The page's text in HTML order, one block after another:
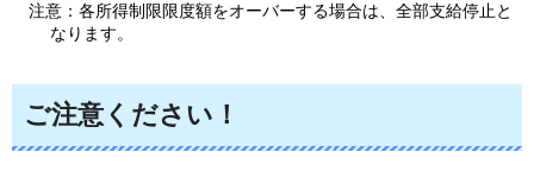
注意：各所得制限限度額をオーバーする場合は、全部支給停止と
なります。
ご注意ください！